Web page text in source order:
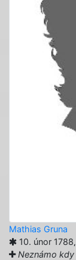
Mathias Gruna
10. únor 1788
Neznámo kdy